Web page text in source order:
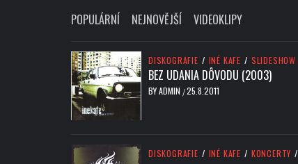
POPULÁRNÍ NEJNOVĚJŠÍ VIDEOKLIPY
DISKOGRAFIE / INÉ KAFE / SLIDESHOW
BEZ UDANIA DÔVODU (2003)
BYADMIN /25.8.2011
DISKOGRAFIE / INÉ KAFE / KONCERTY /